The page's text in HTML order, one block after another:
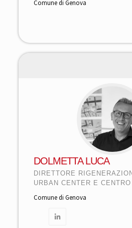
Comune di Genova
DOLMETTA LUCA
DIRETTORE
URBAN CENTER E
Comune di Genova